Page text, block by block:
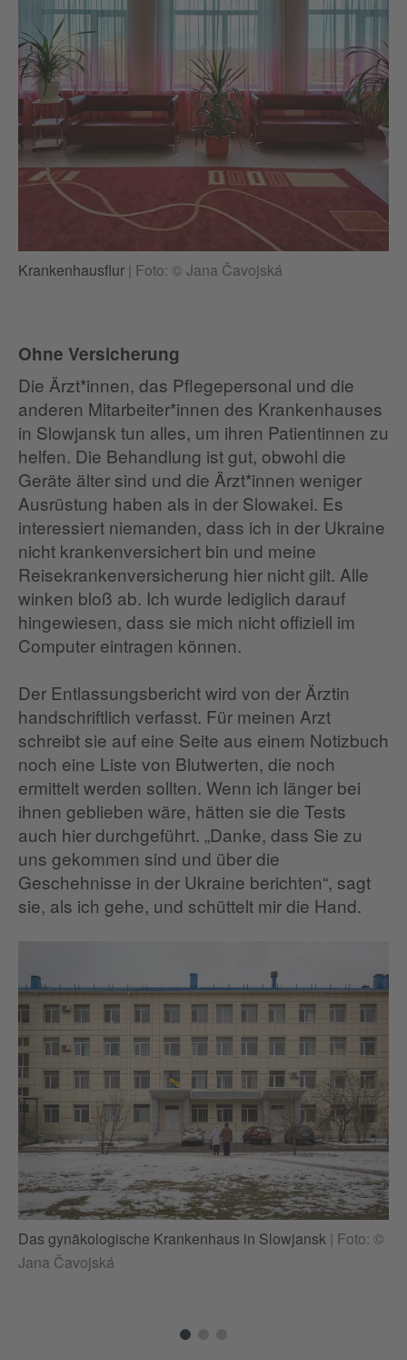
Krankenhausflur | Foto: © Jana Čavojská
Ohne Versicherung
Die Ärzt*innen, das Pflegepersonal und die
anderen Mitarbeiter*innen des Krankenhauses
in Slowjansk tun alles, um ihren Patientinnen zu
helfen. Die Behandlung ist gut, obwohl die
Geräte älter sind und die Ärzt*innen weniger
Ausrüstung haben als in der Slowakei. Es
interessiert niemanden, dass ich in der Ukraine
nicht krankenversichert bin und meine
Reisekrankenversicherung hier nicht gilt. Alle
winken bloß ab. Ich wurde lediglich darauf
hingewiesen, dass sie mich nicht offiziell im
Computer eintragen können.
Der Entlassungsbericht wird von der Ärztin
handschriftlich verfasst. Für meinen Arzt
schreibt sie auf eine Seite aus einem Notizbuch
noch eine Liste von Blutwerten, die noch
ermittelt werden sollten. Wenn ich länger bei
ihnen geblieben wäre, hätten sie die Tests
auch hier durchgeführt. „Danke, dass Sie zu
uns gekommen sind und über die
Geschehnisse in der Ukraine berichten“, sagt
sie, als ich gehe, und schüttelt mir die Hand.
Das gynäkologische Krankenhaus in Slowjansk | Foto: ©
Jana Čavojská